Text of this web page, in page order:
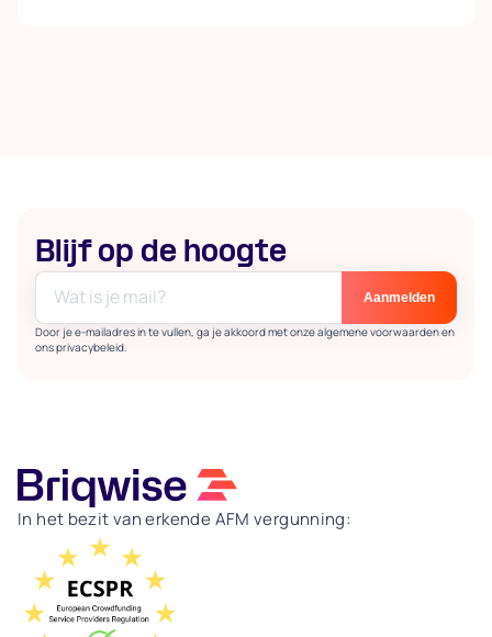
Blijf op de hoogte
Door je e-mailadres in te vullen, ga je akkoord met onze algemene voorwaarden en
ons privacybeleid.
In het bezit van erkende AFM vergunning: